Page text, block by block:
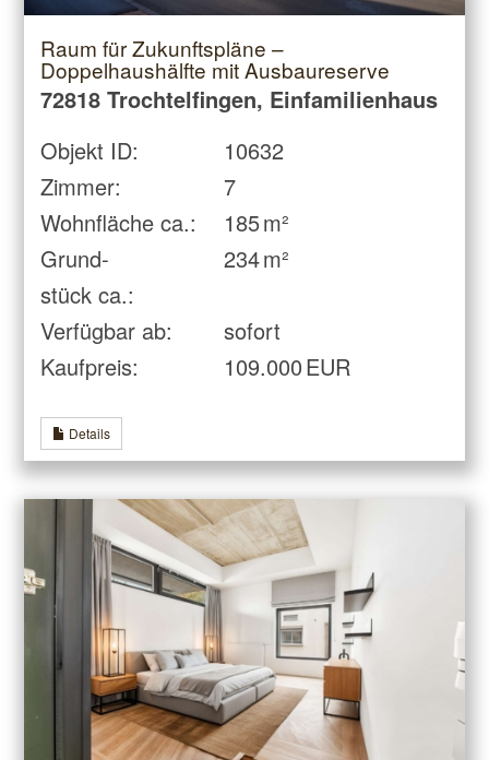
Raum für Zukunftspläne –
Doppelhaushälfte mit Ausbaureserve
72818 Trochtelfingen, Einfamilienhaus
Objekt ID:
10632
Zimmer:
7
Wohnfläche ca.:
185 m²
Grund­
stück ca.:
234 m²
Verfügbar ab:
sofort
Kaufpreis:
109.000 EUR
Details